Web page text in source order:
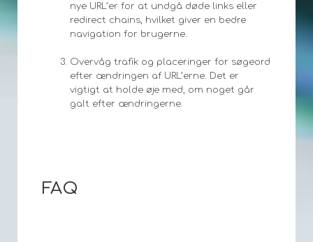
nye URL’er for at undgå døde links eller
redirect chains, hvilket giver en bedre
navigation for brugerne.
Overvåg trafik og placeringer for søgeord
efter ændringen af URL’erne. Det er
vigtigt at holde øje med, om noget går
galt efter ændringerne.
FAQ